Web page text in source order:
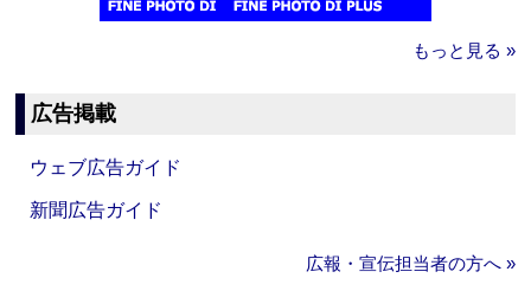
もっと見る »
広告掲載
ウェブ広告ガイド
新聞広告ガイド
広報・宣伝担当者の方へ »